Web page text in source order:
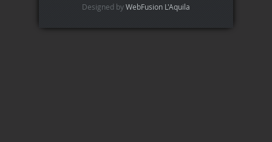
Designed byWebFusion L'Aquila